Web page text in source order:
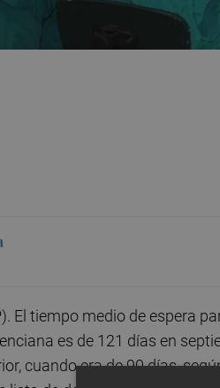
El tiempo medio de espera
es de 121 días en
cuando era de 90 días,